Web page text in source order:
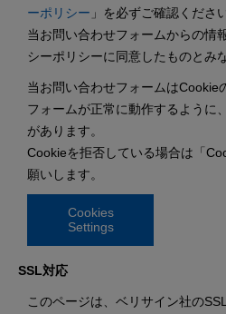
ーポリシー 」を必ずご確認ください
当お問い合わせフォームからの情
シーポリシーに同意したものとみ
当お問い合わせフォームはCookie
フォームが正常に動作するように
があります。
Cookieを拒否している場合は「
願いします。
Cookies
Settings
SSL対応
このページは、ベリサイン社の